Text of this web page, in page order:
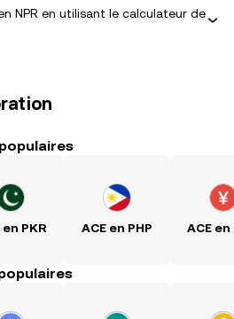
NPR en utilisant le calculateur de
en PKR ACE en PHP ACE en